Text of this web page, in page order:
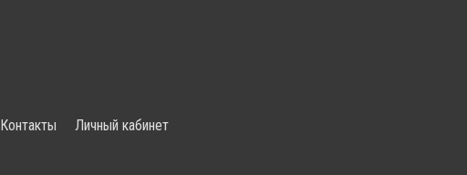
Контакты Личный кабинет